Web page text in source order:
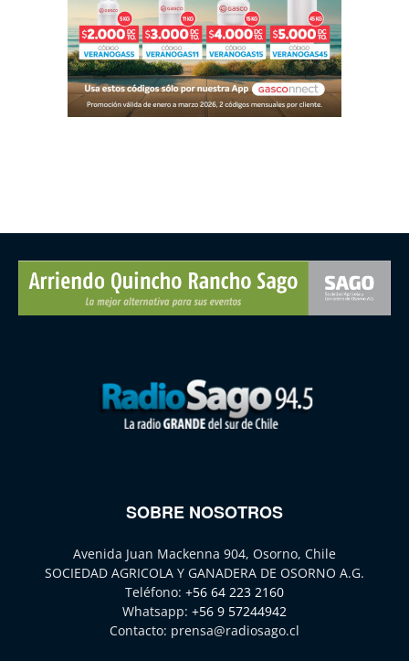
SOBRE NOSOTROS
Avenida Juan Mackenna 904, Osorno, Chile
SOCIEDAD AGRICOLA Y GANADERA DE OSORNO A.G.
Teléfono: +56 64 223 2160
Whatsapp: +56 9 57244942
Contacto: prensa@radiosago.cl